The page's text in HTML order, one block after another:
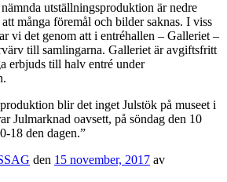
utställningsproduktion är nedre
många föremål och bilder saknas. I viss
vi det genom att i entréhallen – Galleriet –
till samlingarna. Galleriet är avgiftsfritt
erbjuds till halv entré under
blir det inget Julstök på museet i
Julmarknad oavsett, på söndag den 10
18 den dagen.”
den 15 november, 2017 av